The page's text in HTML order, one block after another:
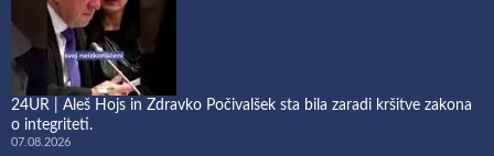
24UR | Aleš Hojs in Zdravko Počivalšek sta bila zaradi kršitve zakona
o integriteti.
07.08.2026